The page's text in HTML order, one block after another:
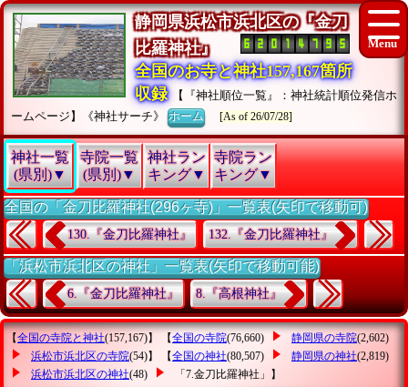
静岡県浜松市浜北区の『金刀
比羅神社』
全国のお寺と神社157,167箇所
収録
【『神社順位一覧』：神社統計順位発信ホ
ームページ】《神社サーチ》ホーム [As of 26/07/28]
神社一覧
(県別)▼
寺院一覧
(県別)▼
神社ラン
キング▼
寺院ラン
キング▼
全国の「金刀比羅神社(296ヶ寺)」一覧表(矢印で移動可)
130.『金刀比羅神社』 132.『金刀比羅神社』
「浜松市浜北区の神社」一覧表(矢印で移動可能)
6.『金刀比羅神社』 8.『高根神社』
【全国の寺院と神社(157,167)】 【全国の寺院(76,660) 静岡県の寺院(2,602)
浜松市浜北区の寺院(54)】 【全国の神社(80,507) 静岡県の神社(2,819)
浜松市浜北区の神社(48) 「7.金刀比羅神社」 】